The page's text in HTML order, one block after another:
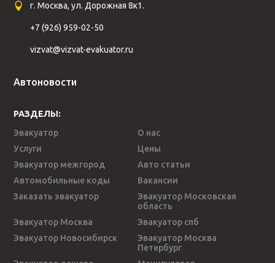
г. Москва, ул. Дорожная 8к1.
+7 (926) 959-02-50
vizvat@vizvat-evakuator.ru
Автоновости
РАЗДЕЛЫ:
Эвакуатор
О нас
Услуги
Цены
Эвакуатор межгород
Авто статьи
Автомобильные коды
Вакансии
Заказать эвакуатор
Эвакуатор Московская
область
Эвакуатор Москва
Эвакуатор спб
Эвакуатор Новосибирск
Эвакуатор Москва
Петербург